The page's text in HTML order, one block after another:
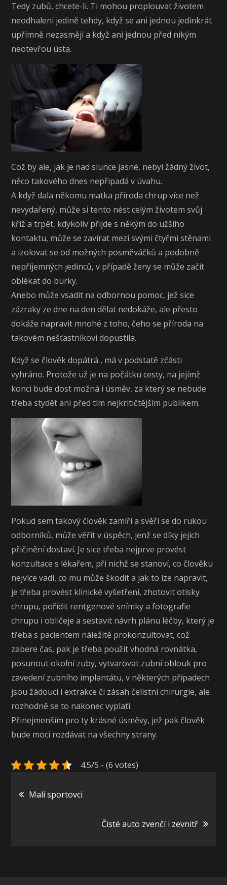
Tedy zubů, chcete-li. Ti mohou proplouvat životem
neodhaleni jedině tehdy, když se ani jednou jedinkrát
upřímně nezasmějí a když ani jednou před nikým
neotevřou ústa.
Což by ale, jak je nad slunce jasné, nebyl žádný život,
něco takového dnes nepřipadá v úvahu.
A když dala někomu matka příroda chrup více než
nevydařený, může si tento nést celým životem svůj
kříž a trpět, kdykoliv přijde s někým do užšího
kontaktu, může se zavírat mezi svými čtyřmi stěnami
a izolovat se od možných posměváčků a podobně
nepříjemných jedinců, v případě ženy se může začít
oblékat do burky.
Anebo může vsadit na odbornou pomoc, jež sice
zázraky ze dne na den dělat nedokáže, ale přesto
dokáže napravit mnohé z toho, čeho se příroda na
takovém nešťastníkovi dopustila.
Když se člověk dopátrá , má v podstatě zčásti
vyhráno. Protože už je na počátku cesty, na jejímž
konci bude dost možná i úsměv, za který se nebude
třeba stydět ani před tím nejkritičtějším publikem.
Pokud sem takový člověk zamíří a svěří se do rukou
odborníků, může věřit v úspěch, jenž se díky jejich
přičinění dostaví. Je sice třeba nejprve provést
konzultace s lékařem, při nichž se stanoví, co člověku
nejvíce vadí, co mu může škodit a jak to lze napravit,
je třeba provést klinické vyšetření, zhotovit otisky
chrupu, pořídit rentgenové snímky a fotografie
chrupu i obličeje a sestavit návrh plánu léčby, který je
třeba s pacientem náležitě prokonzultovat, což
zabere čas, pak je třeba použít vhodná rovnátka,
posunout okolní zuby, vytvarovat zubní oblouk pro
zavedení zubního implantátu, v některých případech
jsou žádoucí i extrakce či zásah čelistní chirurgie, ale
rozhodně se to nakonec vyplatí.
Přinejmenším pro ty krásné úsměvy, jež pak člověk
bude moci rozdávat na všechny strany.
4.5/5 - (6 votes)
Navigace
Malí sportovci
Čisté auto zvenčí i zevnitř